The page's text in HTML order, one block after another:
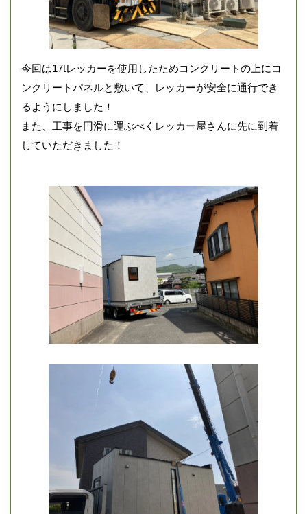
今回は17tレッカーを使用したためコンクリートの上にコ
ンクリートパネルと敷いて、レッカーが安全に通行でき
るようにしました！
また、工事を円滑に運ぶべくレッカー屋さんに先に到着
していただきました！